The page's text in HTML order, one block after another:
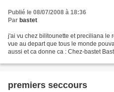
Publié le 08/07/2008 à 18:36
Par bastet
j'ai vu chez bilitounette et preciliana le
vue au depart que tous le monde
aussi et ca donne ca : Chez-bastet
premiers seccours